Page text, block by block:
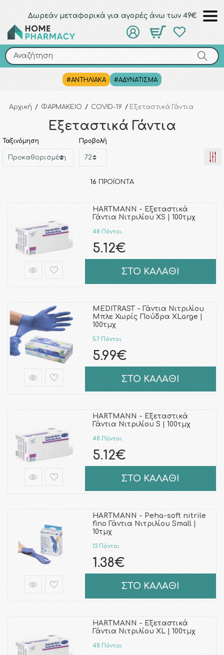
Δωρεάν μεταφορικά για αγορές άνω των 49€
Αναζήτηση
#ΑΝΤΗΛΙΑΚΑ #ΑΔΥΝΑΤΙΣΜΑ
Αναζήτηση
Αρχική / ΦΑΡΜΑΚΕΙΟ / COVID-19 / Εξεταστικά Γάντια
Εξεταστικά Γάντια
Ταξινόμηση Προβολή
16 ΠΡΟΪΌΝΤΑ
HARTMANN - Εξεταστικά
Γάντια Νιτριλίου XS | 100τμχ
48 Πόντοι
5.12€
ΣΤΟ ΚΑΛΑΘΙ
MEDITRAST - Γάντια Νιτριλίου
Μπλε Χωρίς Πούδρα XLarge |
100τμχ
57 Πόντοι
5.99€
ΣΤΟ ΚΑΛΑΘΙ
HARTMANN - Εξεταστικά
Γάντια Νιτριλίου S | 100τμχ
48 Πόντοι
5.12€
ΣΤΟ ΚΑΛΑΘΙ
HARTMANN - Peha-soft nitrile
fino Γάντια Νιτριλίου Small |
10τμχ
13 Πόντοι
1.38€
ΣΤΟ ΚΑΛΑΘΙ
HARTMANN - Εξεταστικά
Γάντια Νιτριλίου XL | 100τμχ
48 Πόντοι